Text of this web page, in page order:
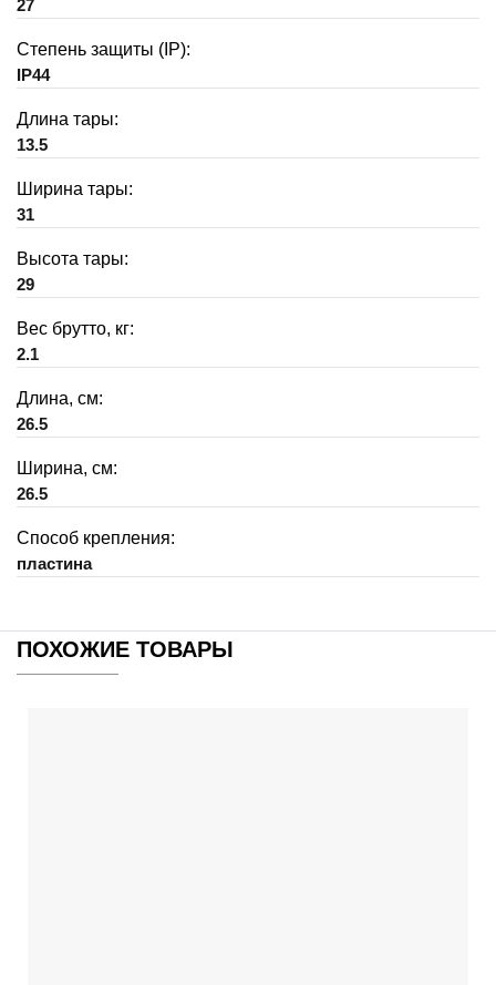
27
Степень защиты (IP):
IP44
Длина тары:
13.5
Ширина тары:
31
Высота тары:
29
Вес брутто, кг:
2.1
Длина, см:
26.5
Ширина, см:
26.5
Способ крепления:
пластина
ПОХОЖИЕ ТОВАРЫ